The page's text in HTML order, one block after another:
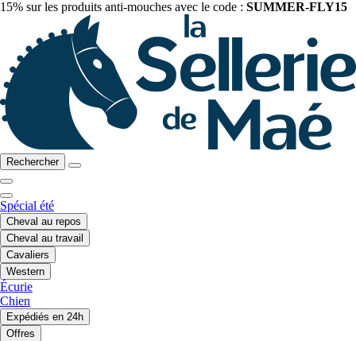
15% sur les produits anti-mouches avec le code : SUMMER-FLY15
Rechercher
Spécial été
Cheval au repos
Cheval au travail
Cavaliers
Western
Écurie
Chien
Expédiés en 24h
Offres